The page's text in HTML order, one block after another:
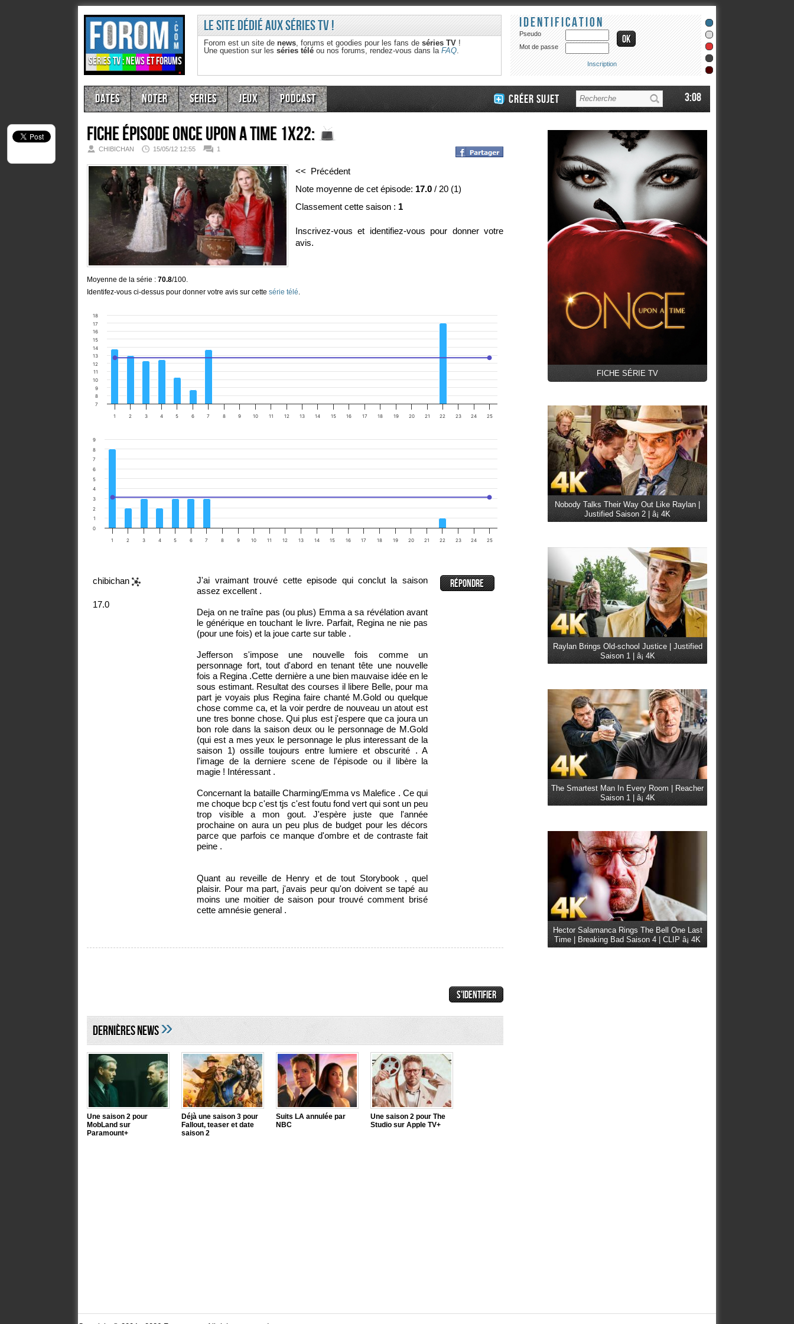
Séries TV : news et forums
Le site dédié aux séries TV !
Forom est un site de news, forums et goodies pour les fans de séries TV!
Une question sur les séries téléou nos forums, rendez-vous dans la FAQ.
Identification
Pseudo
Mot de passe
Inscription
Dates Noter Series Jeux Podcast Créer sujet 3:08
Fiche épisodeOnce Upon A Time 1x22:
CHIBICHAN 15/05/12 12:55 1
<< Précédent
Note moyenne de cet épisode: 17.0/ 20(1)
Classement cette saison : 1
Inscrivez-vous et identifiez-vous pour donner votre
avis.
Moyenne de la série : 70.8/100.
Identifez-vous ci-dessus pour donner votre avis sur cette série télé
1 2 3 4 5 6 7 8 9 10 11 12 13 14 15 16 17 18 19 20 21 22 23 24 25
7
8
9
10
11
12
13
14
15
16
17
18
1 2 3 4 5 6 7 8 9 10 11 12 13 14 15 16 17 18 19 20 21 22 23 24 25
0
1
2
3
4
5
6
7
8
9
chibichan
17.0
J'ai vraimant trouvé cette episode qui conclut la saison
assez excellent .
Deja on ne traîne pas (ou plus) Emma a sa révélation avant
le générique en touchant le livre. Parfait, Regina ne nie pas
(pour une fois) et la joue carte sur table .
Jefferson s'impose une nouvelle fois comme un
personnage fort, tout d'abord en tenant tête une nouvelle
fois a Regina .Cette dernière a une bien mauvaise idée en le
sous estimant. Resultat des courses il libere Belle, pour ma
part je voyais plus Regina faire chanté M.Gold ou quelque
chose comme ca, et la voir perdre de nouveau un atout est
une tres bonne chose. Qui plus est j'espere que ca joura un
bon role dans la saison deux ou le personnage de M.Gold
(qui est a mes yeux le personnage le plus interessant de la
saison 1) ossille toujours entre lumiere et obscurité . A
l'image de la derniere scene de l'épisode ou il libère la
magie ! Intéressant .
Concernant la bataille Charming/Emma vs Malefice . Ce qui
me choque bcp c'est tjs c'est foutu fond vert qui sont un peu
trop visible a mon gout. J'espère juste que l'année
prochaine on aura un peu plus de budget pour les décors
parce que parfois ce manque d'ombre et de contraste fait
peine .
Quant au reveille de Henry et de tout Storybook , quel
plaisir. Pour ma part, j'avais peur qu'on doivent se tapé au
moins une moitier de saison pour trouvé comment brisé
cette amnésie general .
DERNIÈRES NEWS»
Une saison 2 pour
MobLand sur
Paramount+
Déjà une saison 3 pour
Fallout, teaser et date
saison 2
Suits LA annulée par
NBC
Une saison 2 pour The
Studio sur Apple TV+
FICHE SÉRIE TV
Nobody Talks Their Way Out Like Raylan |
Justified Saison 2 | â¡ 4K
Raylan Brings Old-school Justice | Justified
Saison 1 | â¡ 4K
The Smartest Man In Every Room | Reacher
Saison 1 | â¡ 4K
Hector Salamanca Rings The Bell One Last
Time | Breaking Bad Saison 4 | CLIP â¡ 4K